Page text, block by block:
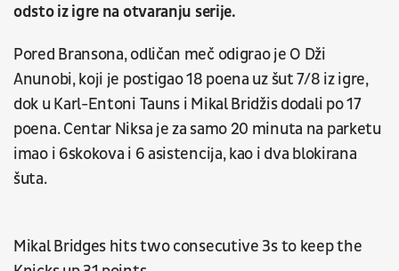
odsto iz igre na otvaranju serije.
Pored Bransona, odličan meč odigrao je O Dži
Anunobi, koji je postigao 18 poena uz šut 7/8 iz igre,
dok u Karl-Entoni Tauns i Mikal Bridžis dodali po 17
poena. Centar Niksa je za samo 20 minuta na parketu
imao i 6skokova i 6 asistencija, kao i dva blokirana
šuta.
Mikal Bridges hits two consecutive 3s to keep the